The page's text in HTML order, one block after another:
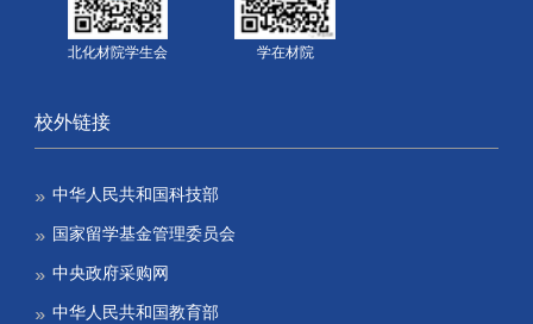
北化材院学生会 学在材院
校外链接
中华人民共和国科技部
国家留学基金管理委员会
中央政府采购网
中华人民共和国教育部